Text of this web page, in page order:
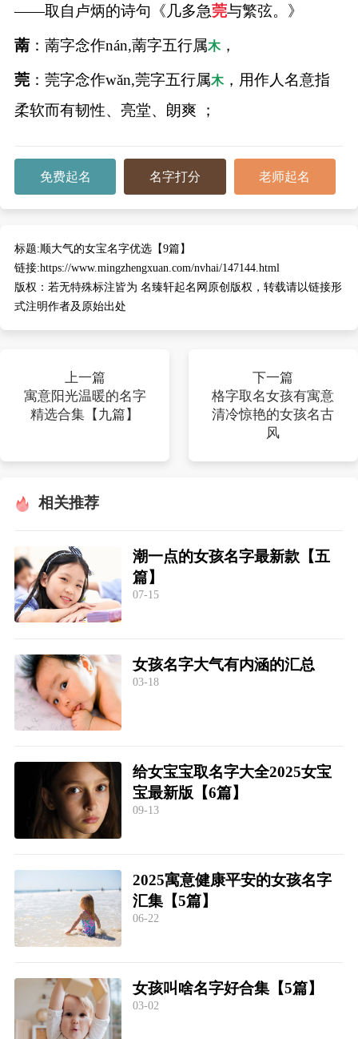
——取自卢炳的诗句《几多急莞与繁弦。》
萳：萳字念作nán,萳字五行属木，
莞：莞字念作wǎn,莞字五行属木，用作人名意指
柔软而有韧性、亮堂、朗爽 ；
免费起名 名字打分 老师起名
标题:顺大气的女宝名字优选【9篇】
链接:https://www.mingzhengxuan.com/nvhai/147144.html
版权： 若无特殊标注皆为 名臻轩起名网原创版权，转载请以链接形
式注明作者及原始出处
上一篇
寓意阳光温暖的名字
精选合集【九篇】
下一篇
格字取名女孩有寓意
清冷惊艳的女孩名古
风
相关推荐
潮一点的女孩名字最新款【五
篇】
07-15
女孩名字大气有内涵的汇总
03-18
给女宝宝取名字大全2025女宝
宝最新版【6篇】
09-13
2025寓意健康平安的女孩名字
汇集【5篇】
06-22
女孩叫啥名字好合集【5篇】
03-02